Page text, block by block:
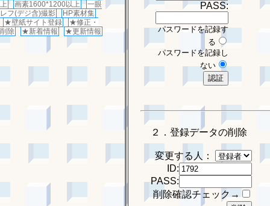
上
画素1600*1200以上
一眼
レフ(デジ含)撮影
HP素材集
★壁紙サイト登録
★修正・
削除
★新着情報 ★更新情報
PASS:
パスワードを記録す
る
パスワードを記録し
ない
２．登録データの削除
変更する人：
ID:
PASS:
削除確認チェック→